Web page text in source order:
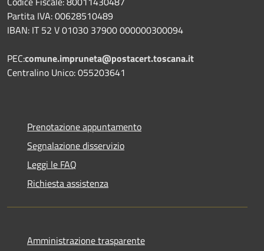
Partita IVA: 00628510489
IBAN: IT 52 V 01030 37900 000000300094
PEC:comune.impruneta@postacert.toscana.it
Centralino Unico: 055203641
Prenotazione appuntamento
Segnalazione disservizio
Leggi le FAQ
Richiesta assistenza
Amministrazione trasparente